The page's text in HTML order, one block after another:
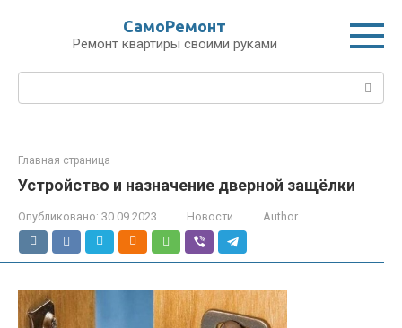
СамоРемонт
Ремонт квартиры своими руками
Поиск:
Главная страница
Устройство и назначение дверной защёлки
Опубликовано: 30.09.2023 Новости Author